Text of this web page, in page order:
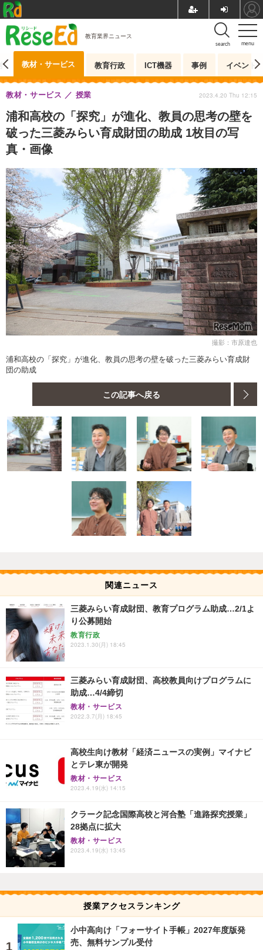
menu
search
教育業界ニュース
教材・サービス 教育行政 ICT機器 事例 イベント
浦和高校の「探究」が進化、教員の思考の壁を
破った三菱みらい育成財団の助成 1枚目の写
真・画像
教材・サービス 授業 2023.4.20 Thu 12:15
撮影：市原達也
浦和高校の「探究」が進化、教員の思考の壁を破った三菱みらい育成財
団の助成
この記事へ戻る
関連ニュース
三菱みらい育成財団、教育プログラム助成…2/1よ
り公募開始
教育行政
2023.1.30(月) 18:45
三菱みらい育成財団、高校教員向けプログラムに
助成…4/4締切
教材・サービス
2022.3.7(月) 18:45
高校生向け教材「経済ニュースの実例」マイナビ
とテレ東が開発
教材・サービス
2023.4.19(水) 14:15
クラーク記念国際高校と河合塾「進路探究授業」
28拠点に拡大
教材・サービス
2023.4.19(水) 13:45
授業アクセスランキング
小中高向け「フォーサイト手帳」2027年度版発
売、無料サンプル受付